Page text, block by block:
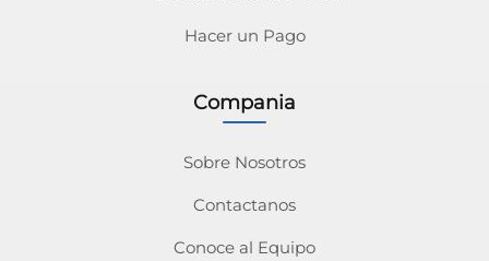
Hacer un Pago
Compania
Sobre Nosotros
Contactanos
Conoce al Equipo